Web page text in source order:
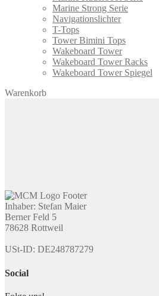
Marine Strong Serie
Navigationslichter
T-Tops
Tower Bimini Tops
Wakeboard Tower
Wakeboard Tower Racks
Wakeboard Tower Spiegel
Warenkorb
Inhaber: Stefan Maier
Berner Feld 5
78628 Rottweil
USt-ID: DE248787279
Social